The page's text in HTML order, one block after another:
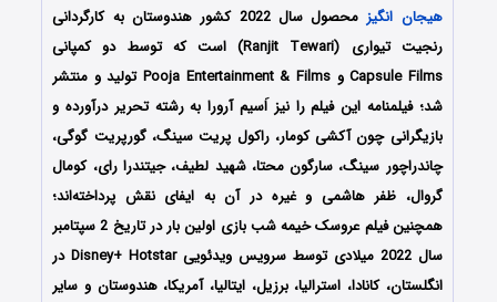
هیجان انگیز
محصول سال 2022 کشور هندوستان به کارگردانی
رنجیت تیواری (Ranjit Tewari) است که توسط دو کمپانی
Capsule Films و Pooja Entertainment & Films تولید و منتشر
شد؛ فیلمنامه این فیلم را نیز اَسیم آرورا به رشته تحریر درآورده و
بازیگرانی چون آکشی کومار، راکول پریت سینگ، گورپریت گوگی،
چاندراچور سینگ، سارگون محتا، شهید لطیف، جیتندرا رای، کومال
گروال، ظفر هاشمی و غیره در آن به ایفای نقش پرداخته‌اند؛
همچنین فیلم عروسک خیمه شب بازی اولین بار در تاریخ 2 سپتامبر
سال 2022 میلادی توسط سرویس ویدئویی Disney+ Hotstar در
انگلستان، کانادا، استرالیا، برزیل، ایتالیا، آمریکا، هندوستان و سایر